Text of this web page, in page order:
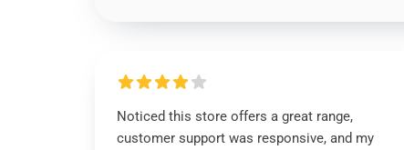
Noticed this store offers a great range,
customer support was responsive, and my